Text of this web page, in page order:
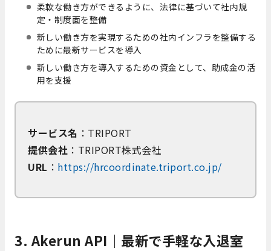
柔軟な働き方ができるように、法律に基づいて社内規
定・制度面を整備
新しい働き方を実現するための社内インフラを整備する
ために最新サービスを導入
新しい働き方を導入するための資金として、助成金の活
用を支援
サービス名 ：TRIPORT
提供会社 ：TRIPORT株式会社
URL ： https://hrcoordinate.triport.co.jp/
3. Akerun API｜最新で手軽な入退室